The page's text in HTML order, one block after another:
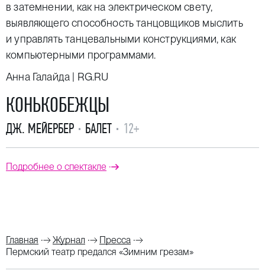
в затемнении, как на электрическом свету,
выявляющего способность танцовщиков мыслить
и управлять танцевальными конструкциями, как
компьютерными программами.
Анна Галайда | RG.RU
КОНЬКОБЕЖЦЫ
ДЖ. МЕЙЕРБЕР БАЛЕТ 12+
Подробнее о спектакле
Главная Журнал
Пресса
Пермский театр предался «Зимним грезам»